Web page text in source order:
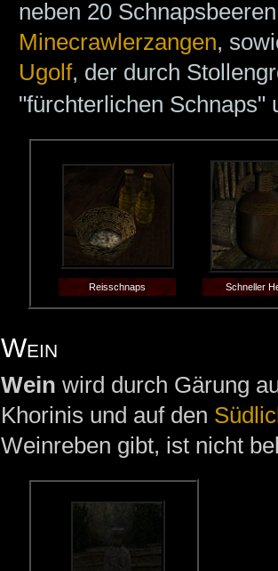
neben 20
Minecrawlerzangen,
Ugolf, der durch
"fürchterlichen Schnaps"
Reisschnaps Schneller
Wein
Wein wird durch Gärung
Khorinis und auf den
Weinreben gibt, ist nicht